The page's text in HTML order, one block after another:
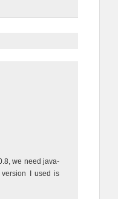
we need java-
version I used is